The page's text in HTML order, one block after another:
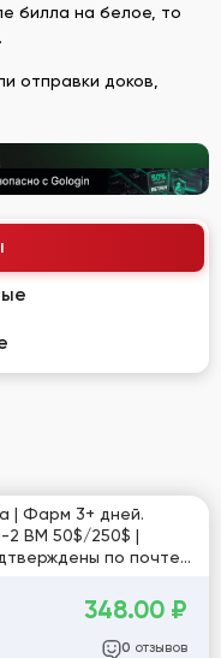
билла на белое, то
отправки доков,
| Фарм 3+ дней.
2 BM 50$/250$ |
по почте.
Cookies | Доки для
5 фото | Фан-Пейдж
348.00 ₽
0 отзывов